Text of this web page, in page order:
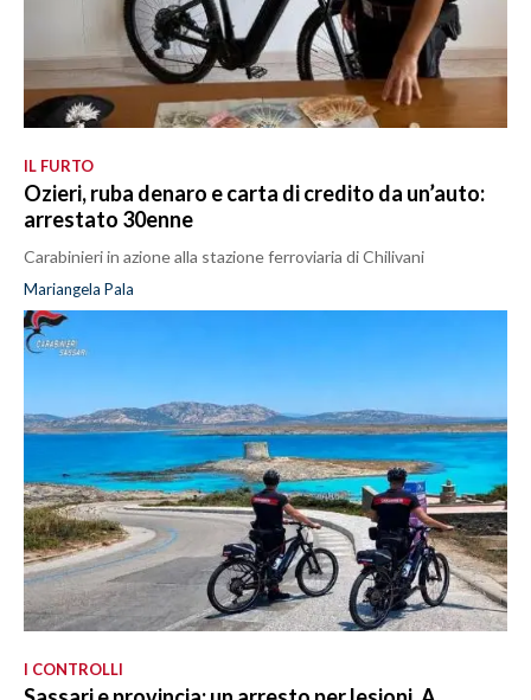
IL FURTO
Ozieri, ruba denaro e carta di credito da un’auto:
arrestato 30enne
Carabinieri in azione alla stazione ferroviaria di Chilivani
Mariangela Pala
I CONTROLLI